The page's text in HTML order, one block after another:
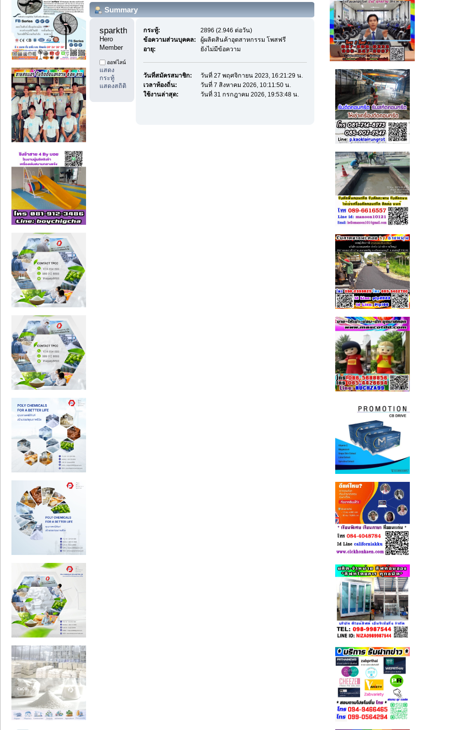
Summary
Hero
Member
ออฟไลน์
แสดง
กระทู้
แสดงสถิติ
กระทู้:
2896 (2.946 ต่อวัน)
ข้อความส่วนบุคคล:
ผู้ผลิตสินค้าอุตสาหกรรม โพสฟรี
อายุ:
ยังไม่มีข้อความ
วันที่สมัครสมาชิก:
วันที่ 27 พฤศจิกายน 2023, 16:21:29 น.
เวลาท้องถิ่น:
วันที่ 7 สิงหาคม 2026, 10:11:50 น.
ใช้งานล่าสุด:
วันที่ 31 กรกฎาคม 2026, 19:53:48 น.